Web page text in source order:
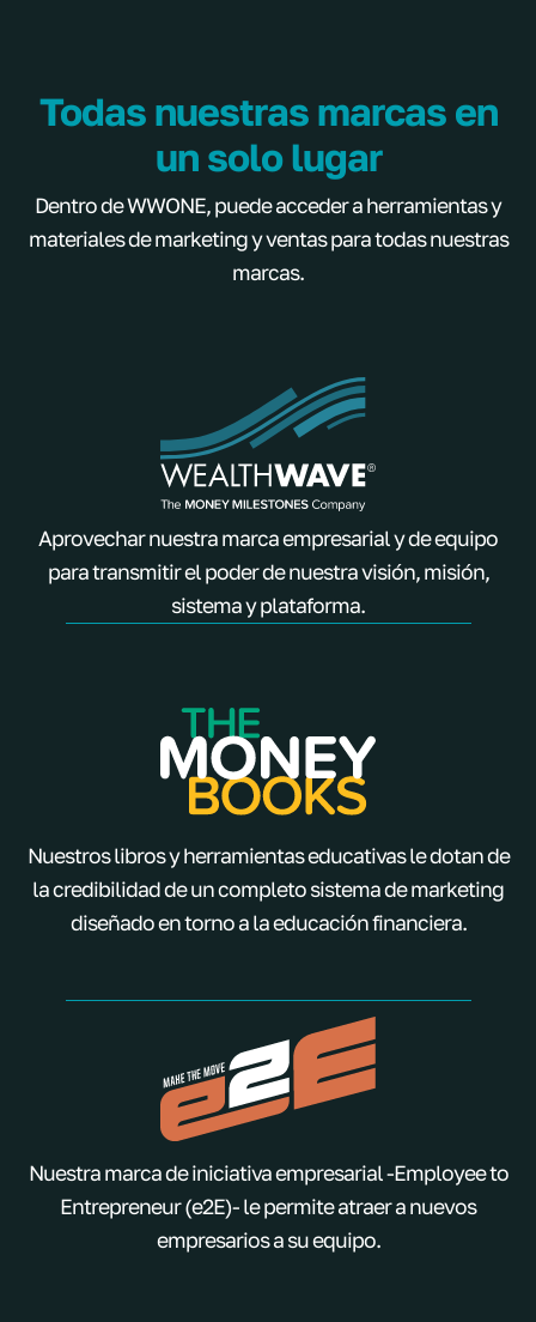
Todas nuestras marcas en
un solo lugar
Dentro de WWONE, puede acceder a herramientas y
materiales de marketing y ventas para todas nuestras
marcas.
Aprovechar nuestra marca empresarial y de equipo
para transmitir el poder de nuestra visión, misión,
sistema y plataforma.
Nuestros libros y herramientas educativas le dotan de
la credibilidad de un completo sistema de marketing
diseñado en torno a la educación financiera.
Nuestra marca de iniciativa empresarial -Employee to
Entrepreneur (e2E)- le permite atraer a nuevos
empresarios a su equipo.